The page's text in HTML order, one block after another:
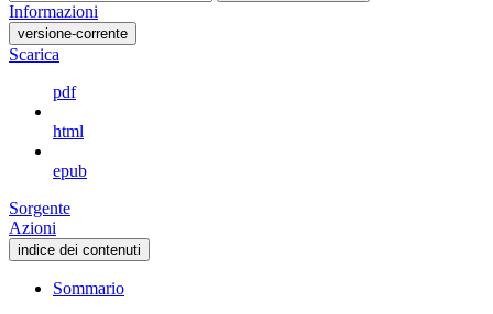
Informazioni
versione-corrente
Scarica
pdf
html
epub
Sorgente
Azioni
indice dei contenuti
Sommario